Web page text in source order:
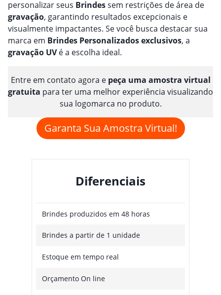
personalizar seus Brindessem restrições de área de
gravação, garantindo resultados excepcionais e
visualmente impactantes. Se você busca destacar sua
marca em Brindes Personalizadosexclusivos, a
gravação UVé a escolha ideal.
Entre em contato agora e peça uma amostra virtual
gratuita para ter uma melhor experiência visualizando
sua logomarca no produto.
Garanta Sua Amostra Virtual!
Diferenciais
Brindes produzidos em 48 horas
Brindes a partir de 1 unidade
Estoque em tempo real
Orçamento On line